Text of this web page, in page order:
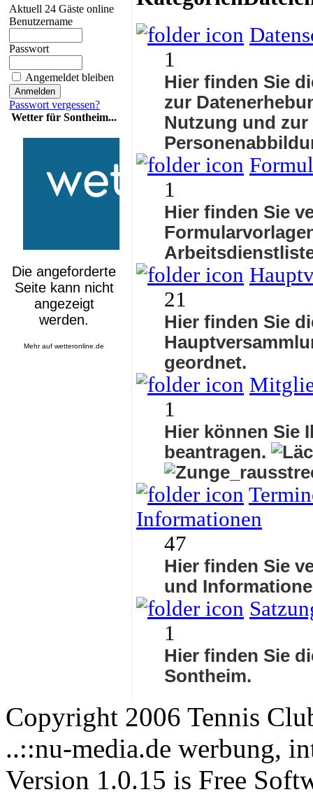
Aktuell 24 Gäste online
Benutzername
Passwort
Angemeldet bleiben
Passwort vergessen?
Wetter für Sontheim...
Mehr aufwetteronline.de
1
Hier finden Sie
zur
Nutzung und
1
Hier finden Sie
21
Hier finden Sie
geordnet.
1
Hier können Sie
beantragen.
Informationen
47
Hier finden Sie
und
1
Hier finden Sie
Sontheim.
Copyright 2006 Tennis
..::nu-media.de werbung,
Version 1.0.15 is Free